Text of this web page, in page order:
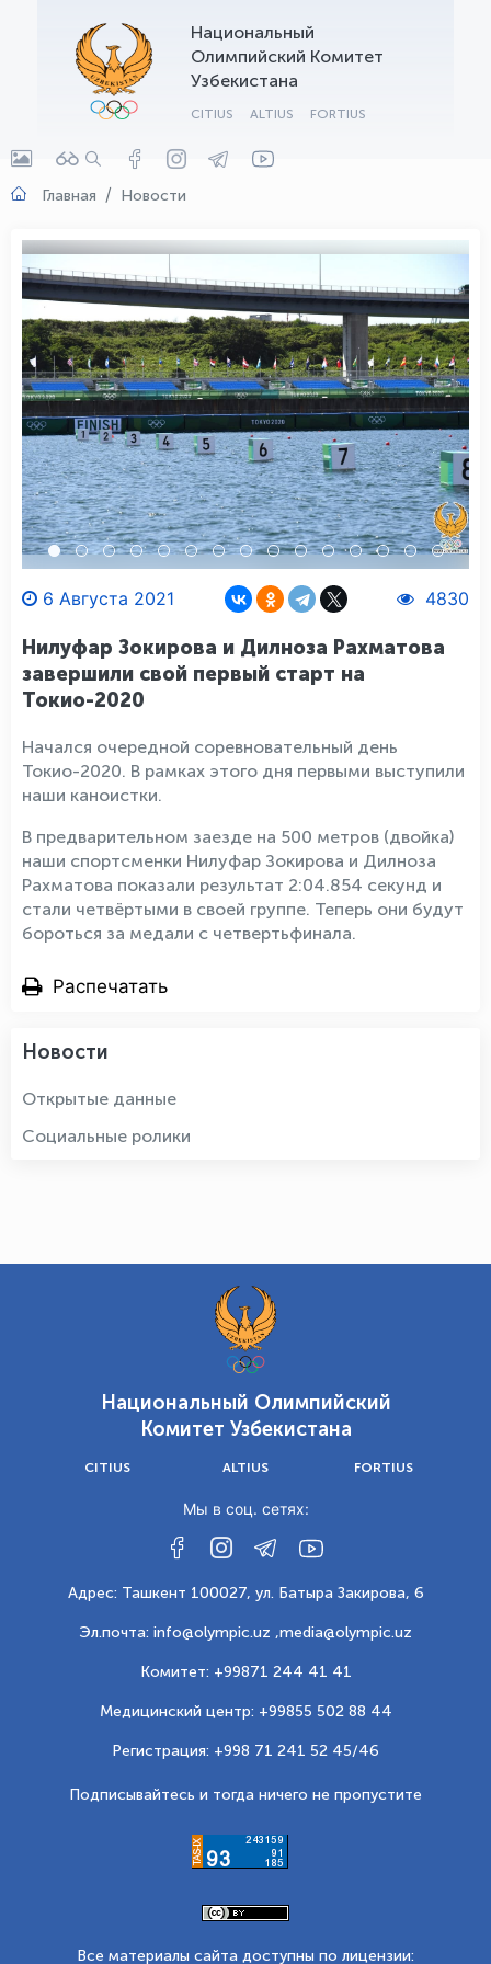
Национальный
Олимпийский Комитет
Узбекистана
CITIUS ALTIUS FORTIUS
Главная Новости
6 Августа 2021 4830
Нилуфар Зокирова и Дилноза Рахматова
завершили свой первый старт на
Токио-2020
Начался очередной соревновательный день
Токио-2020. В рамках этого дня первыми выступили
наши каноистки.
В предварительном заезде на 500 метров (двойка)
наши спортсменки Нилуфар Зокирова и Дилноза
Рахматова показали результат 2:04.854 секунд и
стали четвёртыми в своей группе. Теперь они будут
бороться за медали с четвертьфинала.
Распечатать
Новости
Открытые данные
Социальные ролики
Национальный Олимпийский
Комитет Узбекистана
CITIUS ALTIUS FORTIUS
Мы в соц. сетях:
Адрес: Ташкент 100027, ул. Батыра Закирова, 6
Эл.почта: info@olympic.uz ,media@olympic.uz
Комитет: +99871 244 41 41
Медицинский центр: +99855 502 88 44
Регистрация: +998 71 241 52 45/46
Подписывайтесь и тогда ничего не пропустите
Все материалы сайта доступны по лицензии:
OLYMPCHIK AI - yordamchi
Онлайн · olympic.uz